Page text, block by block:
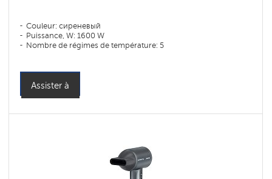
Couleur: сиреневый
Puissance, W: 1600 W
Nombre de régimes de température: 5
Assister à